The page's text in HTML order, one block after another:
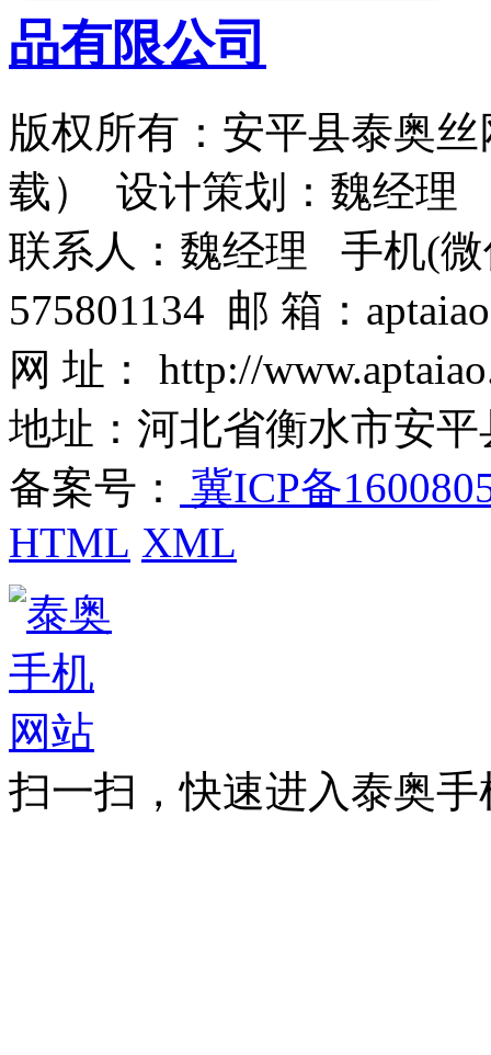
版权所有：安平县泰奥
载） 设计策划：魏经理
联系人：魏经理 手机(微
575801134 邮 箱：
网 址： http://
地址：河北省衡水市安
备案号：
冀ICP备
HTML XML
扫一扫，快速进入泰奥手